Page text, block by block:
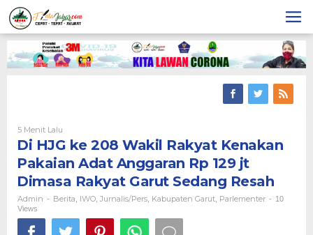
Skip
to
content
5 Menit Lalu
Admin
Di HJG ke 208 Wakil Rakyat Kenakan
Pakaian Adat Anggaran Rp 129 jt
Dimasa Rakyat Garut Sedang Resah
Admin - Berita IWO Jurnalis/pers Kabupaten Garut Parlementer - 10
Views